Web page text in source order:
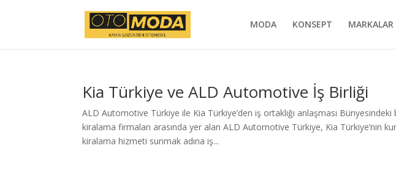
MODA KONSEPT MARKALAR
Kia Türkiye ve ALD Automotive İş Birliği
ALD Automotive Türkiye ile Kia Türkiye’den iş ortaklığı anlaşması
kiralama firmaları arasında yer alan ALD Automotive Türkiye, Kia Türkiye’nin
kiralama hizmeti sunmak adına iş...